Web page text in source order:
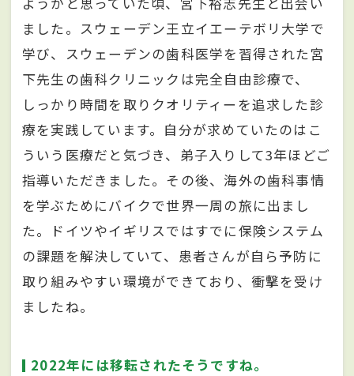
ました。スウェーデン王立イエーテボリ大学で
学び、スウェーデンの歯科医学を習得された宮
下先生の歯科クリニックは完全自由診療で、
しっかり時間を取りクオリティーを追求した診
療を実践しています。自分が求めていたのはこ
ういう医療だと気づき、弟子入りして3年ほどご
指導いただきました。その後、海外の歯科事情
を学ぶためにバイクで世界一周の旅に出まし
た。ドイツやイギリスではすでに保険システム
の課題を解決していて、患者さんが自ら予防に
取り組みやすい環境ができており、衝撃を受け
ましたね。
2022年には移転されたそうですね。